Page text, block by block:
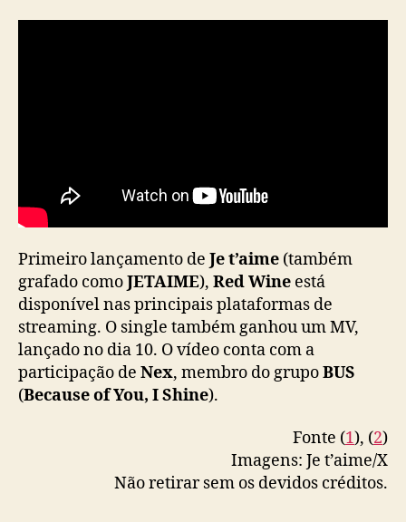
m
R
e
d
W
i
n
e
Primeiro lançamento de Je t’aime (também
grafado comoJETAIME), Red Wine está
disponível nas principais plataformas de
streaming. O single também ganhou um MV,
lançado no dia 10. O vídeo conta com a
participação de Nex, membro do grupoBUS
(Because of You, I Shine).
Fonte (1), (2)
Imagens: Je t’aime/X
Não retirar sem os devidos créditos.